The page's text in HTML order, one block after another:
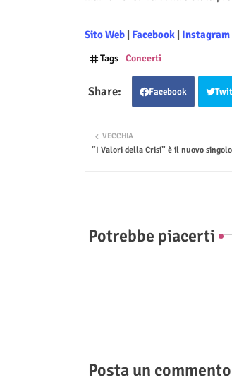
Sito Web| Facebook| Instagram
Tags Concerti
Facebook
VECCHIA
“I Valori della Crisi” è il nuovo
Potrebbe piacerti
Posta un commento